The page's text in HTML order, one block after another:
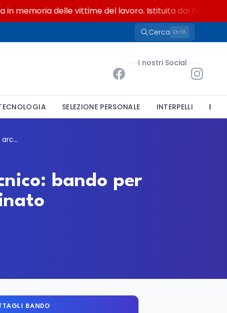
delle vittime del lavoro. Istituita dal
Cerca CtrlK
I nostri Social
SELEZIONE PERSONALE INTERPELLI
Vico del Gargano cerca un funzionario tecnico: bando per ingegnere o architetto a tempo indeterminato
bando per
BANDO